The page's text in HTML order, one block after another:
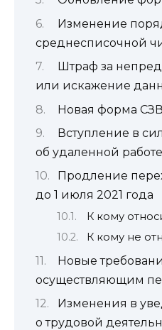
Изменение
среднесписочной
Штраф за
или искажение
Новая форма
Вступление в
об удаленной работе
Продление
до 1 июля 2021 года
К кому
К кому не
Новые
осуществляющим
Изменения в
о трудовой